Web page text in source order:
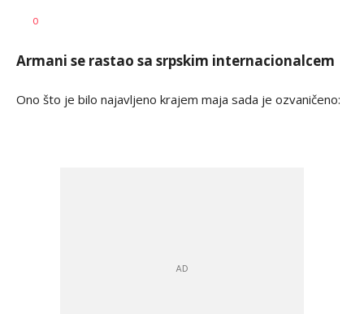
AUTOR
0
Armani se rastao sa srpskim internacionalcem
Ono što je bilo najavljeno krajem maja sada je ozvaničeno: